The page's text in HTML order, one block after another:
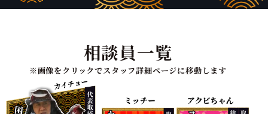
相談員一覧
※画像をクリックでスタッフ詳細ページに移動します